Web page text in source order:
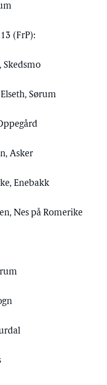
(FrP):
Skedsmo
Sørum
Asker
Enebakk
Nes på Romerike